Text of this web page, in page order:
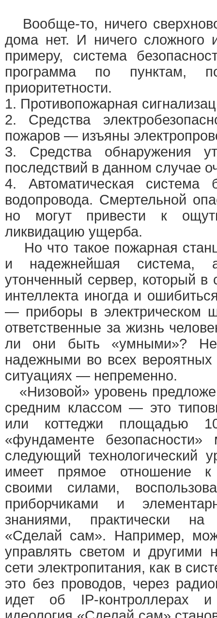
Вообще-то, ничего
дома нет. И ничего сложного
примеру, система
программа по пунктам,
приоритетности.
1. Противопожарная
2. Средства
пожаров — изъяны
3. Средства обнаружения
последствий в данном случае
4. Автоматическая система
водопровода. Смертельной
но могут привести к
ликвидацию ущерба.
Но что такое пожарная
и надежнейшая система,
утонченный сервер, который в
интеллекта иногда и
— приборы в электрическом
ответственные за жизнь
ли они быть «умными»?
надежными во всех
ситуациях — непременно.
«Низовой» уровень
средним классом — это
или коттеджи площадью
«фундаменте безопасности»
следующий технологический
имеет прямое отношение
своими силами,
приборчиками и
знаниями, практически на
«Сделай сам». Например,
управлять светом и другими
сети электропитания, как в
это без проводов, через
идет об IP-контроллерах и